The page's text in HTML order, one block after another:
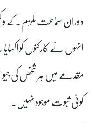
دوران سماعت ملزم کے وکیل
انہوں نے کارکنوں کو
مقدمے میں ہر شخص کی
کوئی ثبوت موجود نہیں۔